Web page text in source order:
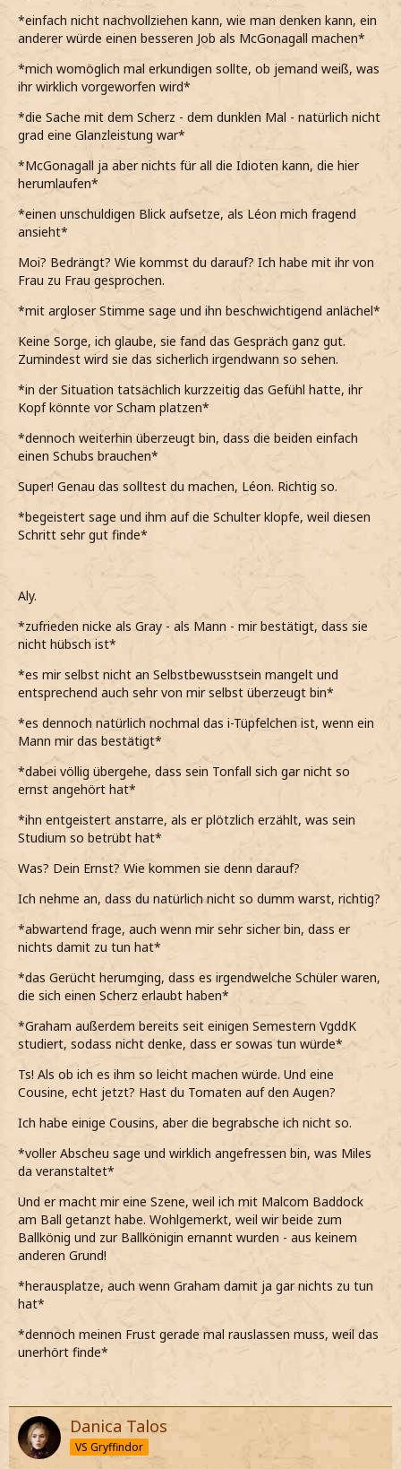
*einfach nicht nachvollziehen kann, wie man denken kann, ein
anderer würde einen besseren Job als McGonagall machen*
*mich womöglich mal erkundigen sollte, ob jemand weiß, was
ihr wirklich vorgeworfen wird*
*die Sache mit dem Scherz - dem dunklen Mal - natürlich nicht
grad eine Glanzleistung war*
*McGonagall ja aber nichts für all die Idioten kann, die hier
herumlaufen*
*einen unschuldigen Blick aufsetze, als Léon mich fragend
ansieht*
Moi? Bedrängt? Wie kommst du darauf? Ich habe mit ihr von
Frau zu Frau gesprochen.
*mit argloser Stimme sage und ihn beschwichtigend anlächel*
Keine Sorge, ich glaube, sie fand das Gespräch ganz gut.
Zumindest wird sie das sicherlich irgendwann so sehen.
*in der Situation tatsächlich kurzzeitig das Gefühl hatte, ihr
Kopf könnte vor Scham platzen*
*dennoch weiterhin überzeugt bin, dass die beiden einfach
einen Schubs brauchen*
Super! Genau das solltest du machen, Léon. Richtig so.
*begeistert sage und ihm auf die Schulter klopfe, weil diesen
Schritt sehr gut finde*
Aly.
*zufrieden nicke als Gray - als Mann - mir bestätigt, dass sie
nicht hübsch ist*
*es mir selbst nicht an Selbstbewusstsein mangelt und
entsprechend auch sehr von mir selbst überzeugt bin*
*es dennoch natürlich nochmal das i-Tüpfelchen ist, wenn ein
Mann mir das bestätigt*
*dabei völlig übergehe, dass sein Tonfall sich gar nicht so
ernst angehört hat*
*ihn entgeistert anstarre, als er plötzlich erzählt, was sein
Studium so betrübt hat*
Was? Dein Ernst? Wie kommen sie denn darauf?
Ich nehme an, dass du natürlich nicht so dumm warst, richtig?
*abwartend frage, auch wenn mir sehr sicher bin, dass er
nichts damit zu tun hat*
*das Gerücht herumging, dass es irgendwelche Schüler waren,
die sich einen Scherz erlaubt haben*
*Graham außerdem bereits seit einigen Semestern VgddK
studiert, sodass nicht denke, dass er sowas tun würde*
Ts! Als ob ich es ihm so leicht machen würde. Und eine
Cousine, echt jetzt? Hast du Tomaten auf den Augen?
Ich habe einige Cousins, aber die begrabsche ich nicht so.
*voller Abscheu sage und wirklich angefressen bin, was Miles
da veranstaltet*
Und er macht mir eine Szene, weil ich mit Malcom Baddock
am Ball getanzt habe. Wohlgemerkt, weil wir beide zum
Ballkönig und zur Ballkönigin ernannt wurden - aus keinem
anderen Grund!
*herausplatze, auch wenn Graham damit ja gar nichts zu tun
hat*
*dennoch meinen Frust gerade mal rauslassen muss, weil das
unerhört finde*
Danica Talos
VS Gryffindor